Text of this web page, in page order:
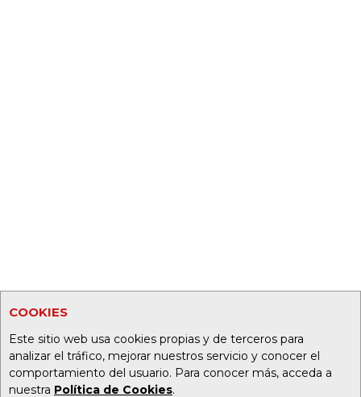
COOKIES
Este sitio web usa cookies propias y de terceros para
analizar el tráfico, mejorar nuestros servicio y conocer el
comportamiento del usuario. Para conocer más, acceda a
nuestra Política de Cookies.